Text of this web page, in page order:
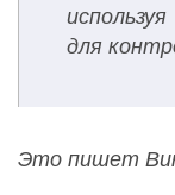
для
Это пишет